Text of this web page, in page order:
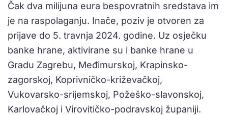
Čak dva milijuna eura bespovratnih sredstava im
je na raspolaganju. Inače, poziv je otvoren za
prijave do 5. travnja 2024. godine. Uz osječku
banke hrane, aktivirane su i banke hrane u
Gradu Zagrebu, Međimurskoj, Krapinsko-
zagorskoj, Koprivničko-križevačkoj,
Vukovarsko-srijemskoj, Požeško-slavonskoj,
Karlovačkoj i Virovitičko-podravskoj županiji.